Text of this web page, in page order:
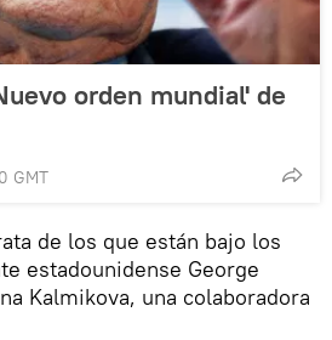
orden mundial' de
GMT
de los que están bajo los
estadounidense George
Kalmikova, una colaboradora